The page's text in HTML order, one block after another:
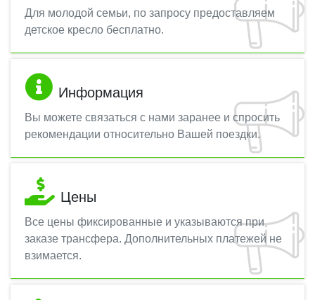
Для молодой семьи, по запросу предоставляем
детское кресло бесплатно.
Информация
Вы можете связаться с нами заранее и спросить
рекомендации относительно Вашей поездки.
Цены
Все цены фиксированные и указываются при
заказе трансфера. Дополнительных платежей не
взимается.